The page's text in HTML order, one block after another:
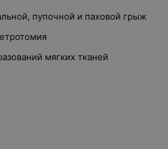
пупочной и паховой грыж
мягких тканей